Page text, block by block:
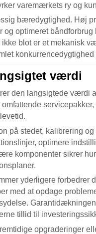
varemærkets ry og
bæredygtighed. Høj
og optimeret
ikke blot er et mekanisk
værdi
den langsigtede værdi
på stedet, kalibrering
optimere
komponenter sikrer
yderligere forbedrer
med at opdage
tillid til
opgraderinger